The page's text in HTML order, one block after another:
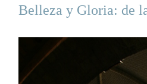
Belleza y Gloria: de